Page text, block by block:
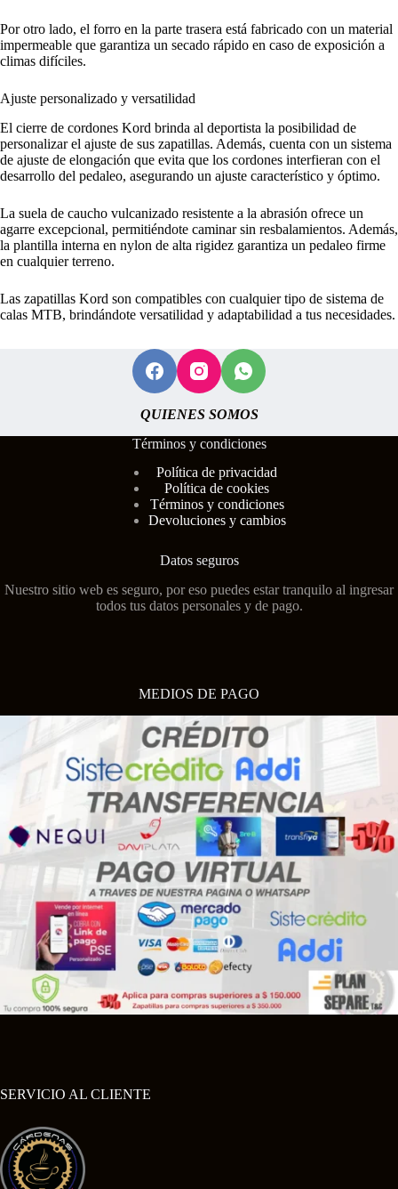
Por otro lado, el forro en la parte trasera está fabricado con un material
impermeable que garantiza un secado rápido en caso de exposición a
climas difíciles.
Ajuste personalizado y versatilidad
El cierre de cordones Kord brinda al deportista la posibilidad de
personalizar el ajuste de sus zapatillas. Además, cuenta con un sistema
de ajuste de elongación que evita que los cordones interfieran con el
desarrollo del pedaleo, asegurando un ajuste característico y óptimo.
La suela de caucho vulcanizado resistente a la abrasión ofrece un
agarre excepcional, permitiéndote caminar sin resbalamientos. Además,
la plantilla interna en nylon de alta rigidez garantiza un pedaleo firme
en cualquier terreno.
Las zapatillas Kord son compatibles con cualquier tipo de sistema de
calas MTB, brindándote versatilidad y adaptabilidad a tus necesidades.
QUIENES SOMOS
Términos y condiciones
Política de privacidad
Política de cookies
Términos y condiciones
Devoluciones y cambios
Datos seguros
Nuestro sitio web es seguro, por eso puedes estar tranquilo al ingresar
todos tus datos personales y de pago.
MEDIOS DE PAGO
SERVICIO AL CLIENTE